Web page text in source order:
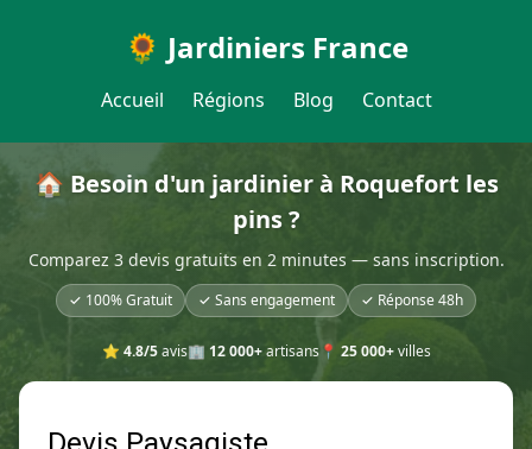
🌻 Jardiniers France
Accueil Régions Blog Contact
🏠 Besoin d'un jardinier à Roquefort les
pins ?
Comparez 3 devis gratuits en 2 minutes — sans inscription.
✓ 100% Gratuit ✓ Sans engagement ✓ Réponse 48h
⭐ 4.8/5avis🏢 12 000+artisans📍 25 000+villes